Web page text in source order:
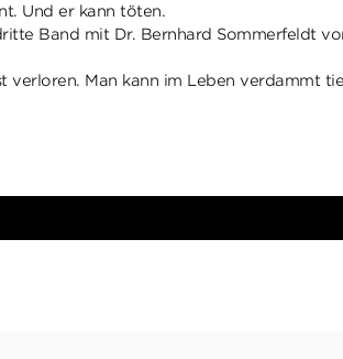
Und er kann töten.
Band mit Dr. Bernhard Sommerfeldt
verloren. Man kann im Leben verdammt